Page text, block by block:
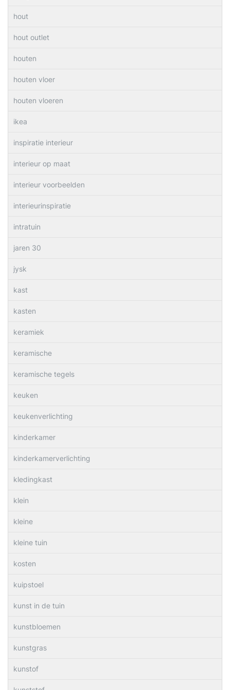
hout
hout outlet
houten
houten vloer
houten vloeren
ikea
inspiratie interieur
interieur op maat
interieur voorbeelden
interieurinspiratie
intratuin
jaren 30
jysk
kast
kasten
keramiek
keramische
keramische tegels
keuken
keukenverlichting
kinderkamer
kinderkamerverlichting
kledingkast
klein
kleine
kleine tuin
kosten
kuipstoel
kunst in de tuin
kunstbloemen
kunstgras
kunstof